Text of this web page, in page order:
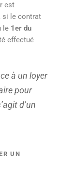
est
si le contrat
le 1er du
effectué
à un loyer
pour
d’un
UN